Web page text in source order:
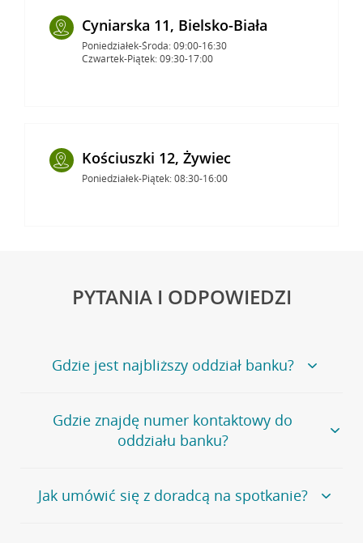
Cyniarska 11, Bielsko-Biała
Poniedziałek-Środa: 09:00-16:30
Czwartek-Piątek: 09:30-17:00
Kościuszki 12, Żywiec
Poniedziałek-Piątek: 08:30-16:00
PYTANIA I ODPOWIEDZI
Gdzie jest najbliższy oddział banku?
Jeśli szukasz oddziału naszego banku, zapraszamy na
stronęPlacówki i bankomaty, na której znajduje się
wygodna wyszukiwarka.
oddziałów
Gdzie znajdę numer kontaktowy do
oddziału banku?
Bank Credit Agricole nie udostępnia ogólnego numeru
telefonu do placówki bankowej.
Jak umówić się z doradcą na spotkanie?